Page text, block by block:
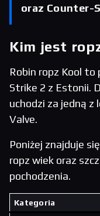
oraz Counter-
Kim jest
Robin ropz Kool
Strike 2 z Estonii.
uchodzi za jedną
Valve.
Poniżej znajduje
ropz wiek oraz
pochodzenia.
Kategoria